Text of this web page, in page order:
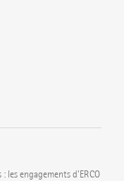
les engagements d'ERCO